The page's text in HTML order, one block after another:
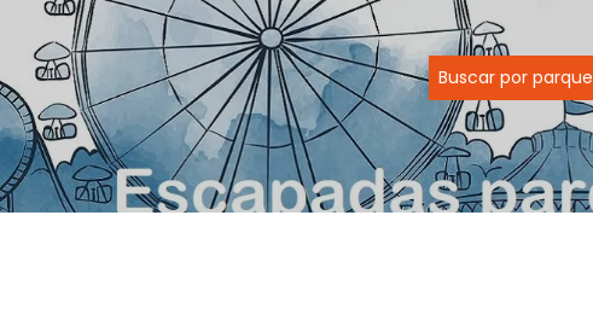
Buscar por parque